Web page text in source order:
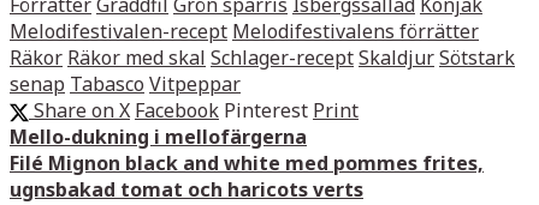
Melodifestivalen-recept Melodifestivalens förrätter
Räkor Räkor med skal Schlager-receptSkaldjurSötstark
senap Tabasco Vitpeppar
Share on X Facebook Pinterest Print
Mello-dukning i mellofärgerna
Filé Mignon black and white med pommes frites,
ugnsbakad tomat och haricots verts